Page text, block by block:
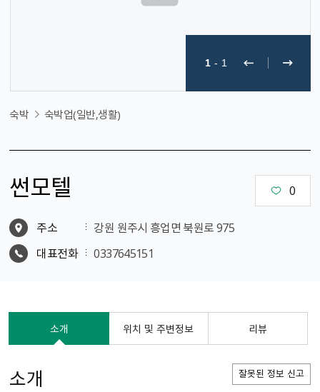
1 - 1
숙박 숙박업(일반,생활)
썬모텔 0
주소
강원 원주시 흥업면 북원로 975
대표전화
0337645151
소개 위치 및 주변정보 리뷰
소개 잘못된 정보 신고